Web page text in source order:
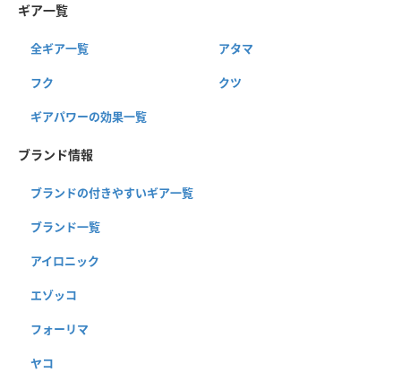
ギア一覧
全ギア一覧 アタマ
フク クツ
ギアパワーの効果一覧
ブランド情報
ブランドの付きやすいギア一覧
ブランド一覧
アイロニック
エゾッコ
フォーリマ
ヤコ